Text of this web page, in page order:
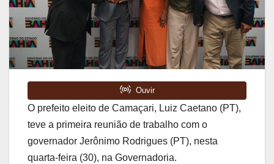
O prefeito eleito de Camaçari, Luiz Caetano (PT),
teve a primeira reunião de trabalho com o
governador Jerônimo Rodrigues (PT), nesta
quarta-feira (30), na Governadoria.